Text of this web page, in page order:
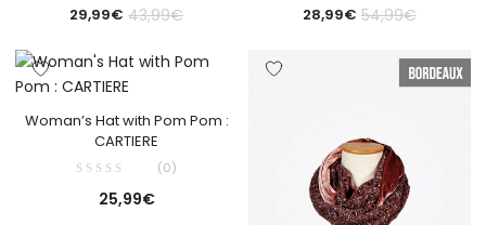
29,99€ 43,99€ 28,99€ 54,99€
Woman’s Hat with Pom Pom :
CARTIERE
(0)
25,99€